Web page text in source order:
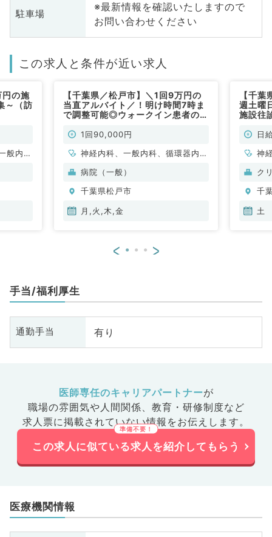
駐車場
※最新情報を確認いたしますので
お問い合わせください
この求人と条件が近い求人
円の施
～（訪
般内
【千葉県／松戸市】＼1回9万円の
当直アルバイト／！明け時間7時ま
で調整可能◎ウォークイン患者の対
日19時～翌8時のご勤務♪（内科系
1回90,000円
神経内科、一般内科、循環器内
科、呼吸器内科、消化器内科、内
内科、膠原病科
病院（一般）
千葉県松戸市
月,火,木,金
【千
週土曜
施設往
勤） 日
神
科
臓
科
ク
千
土
< >
手当/福利厚生
通勤手当 有り
医師専任のキャリアパートナーが
職場の雰囲気や人間関係、 教育・研修制度など
求人票に掲載されていない情報をお伝えします。
この求人に似ている求人を紹介してもらう
医療機関情報